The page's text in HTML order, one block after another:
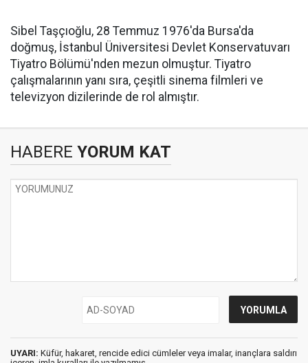
Sibel Taşçıoğlu, 28 Temmuz 1976'da Bursa'da
doğmuş, İstanbul Üniversitesi Devlet Konservatuvarı
Tiyatro Bölümü'nden mezun olmuştur. Tiyatro
çalışmalarının yanı sıra, çeşitli sinema filmleri ve
televizyon dizilerinde de rol almıştır. ​
HABERE YORUM KAT
UYARI: Küfür, hakaret, rencide edici cümleler veya imalar, inançlara saldırı